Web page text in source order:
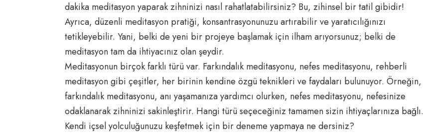
dakika meditasyon yaparak zihninizi nasıl rahatlatabilirsiniz? Bu, zihinsel bir tatil gibidir!
Ayrıca, düzenli meditasyon pratiği, konsantrasyonunuzu artırabilir ve yaratıcılığınızı
tetikleyebilir. Yani, belki de yeni bir projeye başlamak için ilham arıyorsunuz; belki de
meditasyon tam da ihtiyacınız olan şeydir.
Meditasyonun birçok farklı türü var. Farkındalık meditasyonu, nefes meditasyonu, rehberli
meditasyon gibi çeşitler, her birinin kendine özgü teknikleri ve faydaları bulunuyor. Örneğin,
farkındalık meditasyonu, anı yaşamanıza yardımcı olurken, nefes meditasyonu, nefesinize
odaklanarak zihninizi sakinleştirir. Hangi türü seçeceğiniz tamamen sizin ihtiyaçlarınıza bağlı.
Kendi içsel yolculuğunuzu keşfetmek için bir deneme yapmaya ne dersiniz?